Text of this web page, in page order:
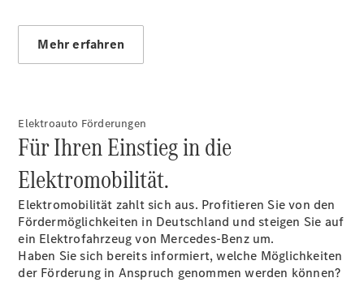
Gebrauchtwagenkauf
Service für
Extras
Mehr erfahren
Elektroauto Förderungen
Für Ihren Einstieg in die
Elektromobilität.
Elektromobilität zahlt sich aus. Profitieren Sie von den
Fördermöglichkeiten in Deutschland und steigen Sie auf
ein Elektrofahrzeug von Mercedes-Benz um.
Haben Sie sich bereits informiert, welche Möglichkeiten
der Förderung in Anspruch genommen werden können?